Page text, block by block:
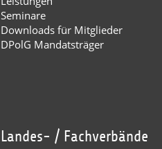
Seminare
Downloads für Mitglieder
DPolG Mandatsträger
Landes- / Fachverbände